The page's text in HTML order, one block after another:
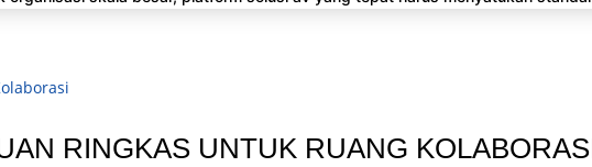
RINGKAS UNTUK RUANG